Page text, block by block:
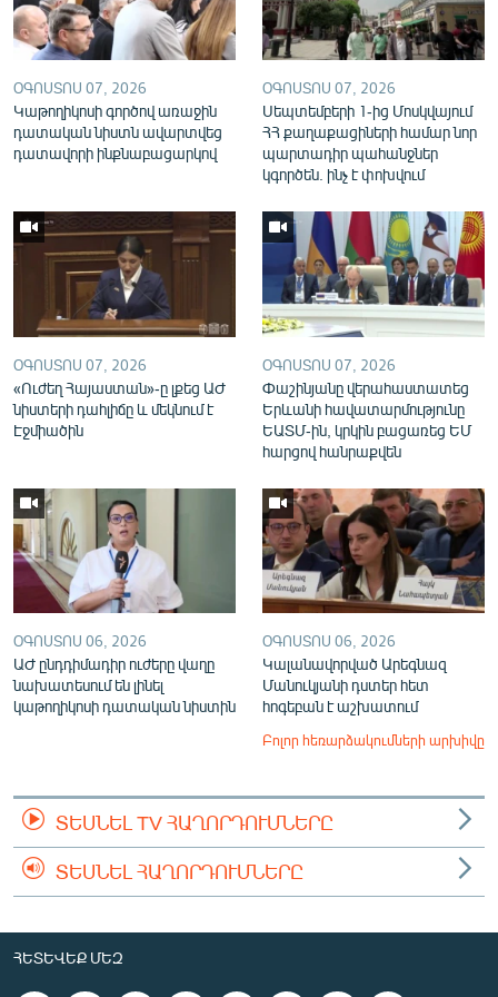
English
Русский
ՀԵՏԵՎԵՔ ՄԵԶ
«Ազատության» բոլոր կայքերը
ՕԳՈՍՏՈՍ 07, 2026
Կաթողիկոսի գործով առաջին
դատական նիստն ավարտվեց
դատավորի ինքնաբացարկով
ՕԳՈՍՏՈՍ 07, 2026
Սեպտեմբերի 1-ից Մոսկվայում
ՀՀ քաղաքացիների համար նոր
պարտադիր պահանջներ
կգործեն. ինչ է փոխվում
ՕԳՈՍՏՈՍ 07, 2026
«Ուժեղ Հայաստան»-ը լքեց ԱԺ
նիստերի դահլիճը և մեկնում է
Էջմիածին
ՕԳՈՍՏՈՍ 07, 2026
Փաշինյանը վերահաստատեց
Երևանի հավատարմությունը
ԵԱՏՄ-ին, կրկին բացառեց ԵՄ
հարցով հանրաքվեն
ՕԳՈՍՏՈՍ 06, 2026
ԱԺ ընդդիմադիր ուժերը վաղը
նախատեսում են լինել
կաթողիկոսի դատական նիստին
ՕԳՈՍՏՈՍ 06, 2026
Կալանավորված Արեգնազ
Մանուկյանի դստեր հետ
հոգեբան է աշխատում
Բոլոր հեռարձակումների արխիվը
ՏԵՍՆԵԼ TV ՀԱՂՈՐԴՈՒՄՆԵՐԸ
ՏԵՍՆԵԼ ՀԱՂՈՐԴՈՒՄՆԵՐԸ
ՀԵՏԵՎԵՔ ՄԵԶ